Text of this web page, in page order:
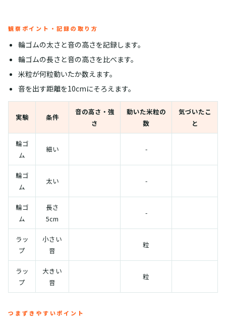
観察ポイント・記録の取り方
輪ゴムの太さと音の高さを記録します。
輪ゴムの長さと音の高さを比べます。
米粒が何粒動いたか数えます。
音を出す距離を10cmにそろえます。
実験 条件
音の高さ・強
さ
動いた米粒の
数
気づいたこ
と
輪ゴ
ム
細い -
輪ゴ
ム
太い -
輪ゴ
ム
長さ
5cm
-
ラッ
プ
小さい
音
粒
ラッ
プ
大きい
音
粒
つまずきやすいポイント